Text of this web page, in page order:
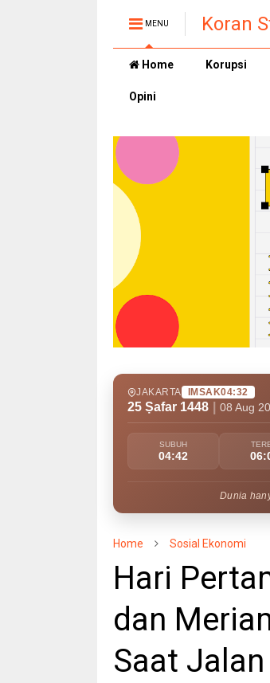
MENU Koran
Home Korupsi
Opini
JAKARTA IMSAK04:32
25 Ṣafar 1448 08 Aug
SUBUH
04:42
Dunia
Home Sosial Ekonomi
Hari
dan
Saat